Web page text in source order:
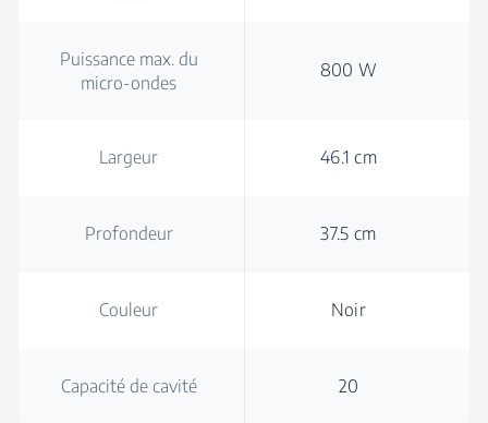
Puissance max. du
micro-ondes
800 W
Largeur 46.1 cm
Profondeur 37.5 cm
Couleur Noir
Capacité de cavité 20